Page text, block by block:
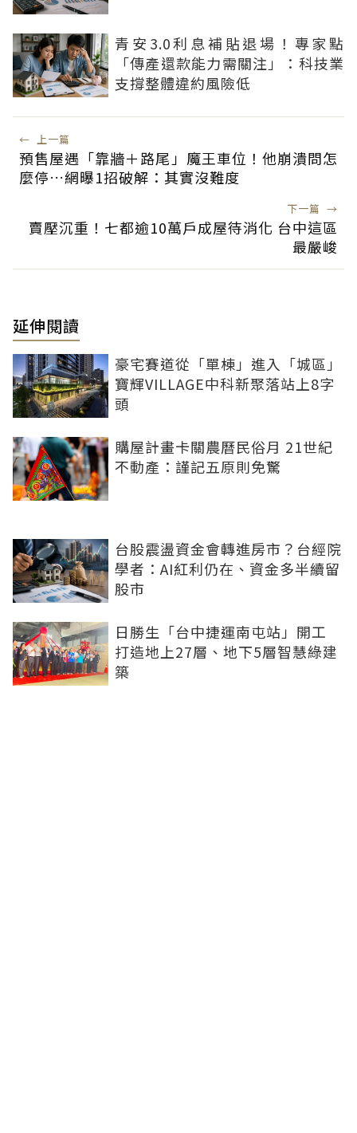
青安3.0利息補貼退場！專家點
「傳產還款能力需關注」：科技業
支撐整體違約風險低
← 上一篇
預售屋遇「靠牆＋路尾」魔王車位！他崩潰問怎
麼停…網曝1招破解：其實沒難度
下一篇 →
賣壓沉重！七都逾10萬戶成屋待消化 台中這區
最嚴峻
延伸閱讀
豪宅賽道從「單棟」進入「城區」
寶輝VILLAGE中科新聚落站上8字
頭
購屋計畫卡關農曆民俗月 21世紀
不動產：謹記五原則免驚
台股震盪資金會轉進房市？台經院
學者：AI紅利仍在、資金多半續留
股市
日勝生「台中捷運南屯站」開工
打造地上27層、地下5層智慧綠建
築